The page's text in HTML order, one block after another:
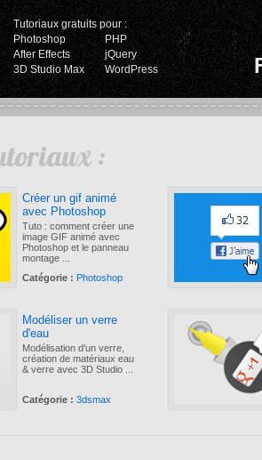
Tutoriaux gratuits pour :
Photoshop
PHP
After Effects
jQuery
3D Studio Max
WordPress
:
Créer un gif animé
avec Photoshop
Tuto : comment créer une
image GIF animé avec
Photoshop et le panneau
montage ...
Catégorie : Photoshop
Modéliser un verre
d'eau
Modélisation d'un verre,
création de matériaux eau
& verre avec 3D Studio ...
Catégorie : 3dsmax